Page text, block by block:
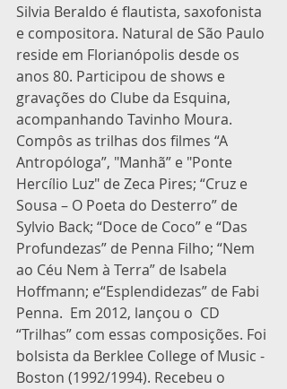
Silvia Beraldo é flautista, saxofonista
e compositora. Natural de São Paulo
reside em Florianópolis desde os
anos 80. Participou de shows e
gravações do Clube da Esquina,
acompanhando Tavinho Moura.
Compôs as trilhas dos filmes “A
Antropóloga”, "Manhã” e "Ponte
Hercílio Luz" de Zeca Pires; “Cruz e
Sousa – O Poeta do Desterro” de
Sylvio Back; “Doce de Coco” e “Das
Profundezas” de Penna Filho; “Nem
ao Céu Nem à Terra” de Isabela
Hoffmann; e“Esplendidezas” de Fabi
Penna.  Em 2012, lançou o  CD
“Trilhas” com essas composições. Foi
bolsista da Berklee College of Music -
Boston (1992/1994). Recebeu o